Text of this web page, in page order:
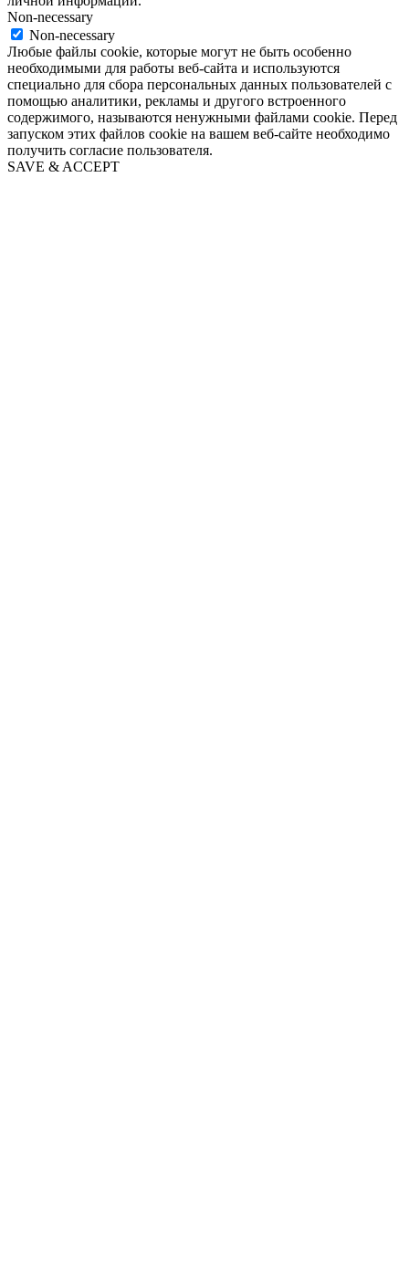
Non-necessary
Non-necessary
Любые файлы cookie, которые могут не быть особенно
необходимыми для работы веб-сайта и используются
специально для сбора персональных данных пользователей с
помощью аналитики, рекламы и другого встроенного
содержимого, называются ненужными файлами cookie. Перед
запуском этих файлов cookie на вашем веб-сайте необходимо
получить согласие пользователя.
SAVE & ACCEPT